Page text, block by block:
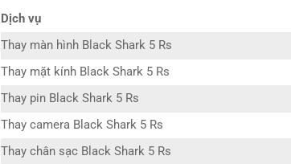
Dịch vụ
Thay màn hình Black Shark 5 Rs
Thay mặt kính Black Shark 5 Rs
Thay pin Black Shark 5 Rs
Thay camera Black Shark 5 Rs
Thay chân sạc Black Shark 5 Rs